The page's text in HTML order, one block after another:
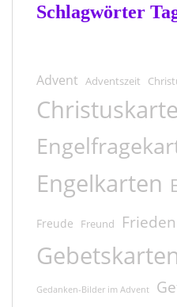
Schlagwörter
Advent Adventszeit
Engelkarten
Freude Freund Frieden
Gedanken-Bilder im Advent